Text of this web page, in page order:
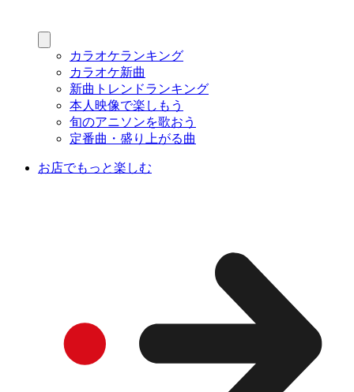
カラオケランキング
カラオケ新曲
新曲トレンドランキング
本人映像で楽しもう
旬のアニソンを歌おう
定番曲・盛り上がる曲
お店でもっと楽しむ